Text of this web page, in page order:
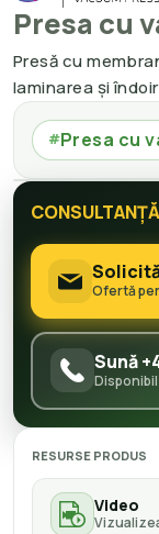
Presa cu
Presă cu
laminarea și
#Presa cu
Ofertă
Sună
Disponibil
RESURSE PRODUS
Video